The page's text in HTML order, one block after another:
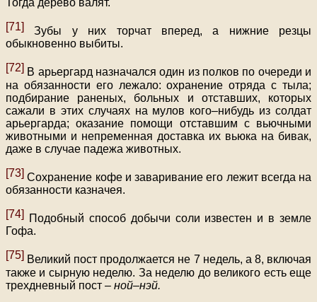
[71]
Зубы у них торчат вперед, а нижние резцы
обыкновенно выбиты.
[72] В арьергард назначался один из полков по очереди и
на обязанности его лежало: охранение отряда с тыла;
подбирание раненых, больных и отставших, которых
сажали в этих случаях на мулов кого–нибудь из солдат
арьергарда; оказание помощи отставшим с вьючными
животными и непременная доставка их вьюка на бивак,
даже в случае падежа животных.
[73] Сохранение кофе и заваривание его лежит всегда на
обязанности казначея.
[74]
Подобный способ добычи соли известен и в земле
Гофа.
[75] Великий пост продолжается не 7 недель, а 8, включая
также и сырную неделю. За неделю до великого есть еще
трехдневный пост – ной–нэй.